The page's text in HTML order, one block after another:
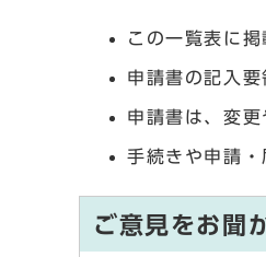
この一覧表に
申請書の記入要
申請書は、変
手続きや申請・
ご意見をお聞